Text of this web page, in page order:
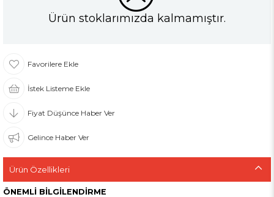
Ürün stoklarımızda kalmamıştır.
Favorilere Ekle
İstek Listeme Ekle
Fiyat Düşünce Haber Ver
Gelince Haber Ver
Ürün Özellikleri
ÖNEMLİ BİLGİLENDİRME